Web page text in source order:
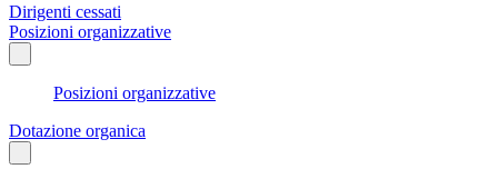
Dirigenti cessati
Posizioni organizzative
Posizioni organizzative
Dotazione organica